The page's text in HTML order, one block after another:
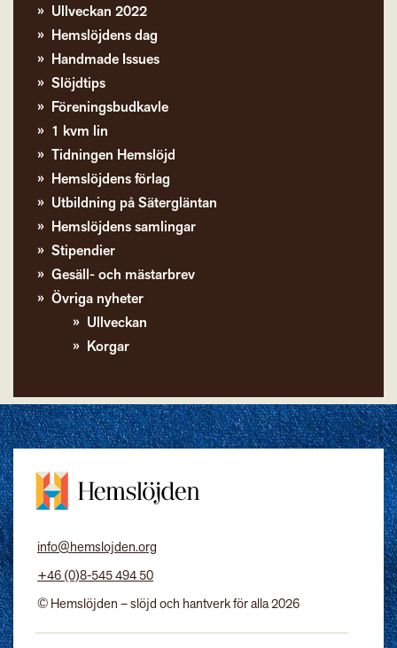
Ullveckan 2022
Hemslöjdens dag
Handmade Issues
Slöjdtips
Föreningsbudkavle
1 kvm lin
Tidningen Hemslöjd
Hemslöjdens förlag
Utbildning på Sätergläntan
Hemslöjdens samlingar
Stipendier
Gesäll- och mästarbrev
Övriga nyheter
Ullveckan
Korgar
info@hemslojden.org
+46 (0)8-545 494 50
© Hemslöjden – slöjd och hantverk för alla 2026